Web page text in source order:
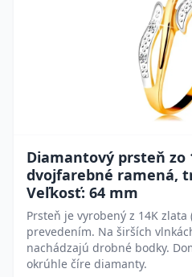
Diamantový prsteň zo
dvojfarebné ramená,
Veľkosť: 64 mm
Prsteň je vyrobený z 14K
prevedením. Na širších
nachádzajú drobné bodky.
okrúhle číre diamanty.